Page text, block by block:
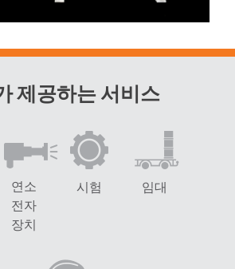
제공하는 서비스
연소
전자
장치
시험 임대